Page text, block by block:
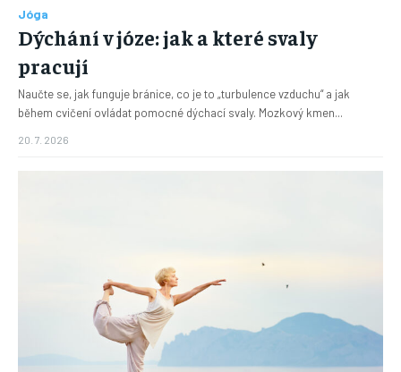
Jóga
Dýchání v józe: jak a které svaly
pracují
Naučte se, jak funguje bránice, co je to „turbulence vzduchu“ a jak
během cvičení ovládat pomocné dýchací svaly. Mozkový kmen...
20. 7. 2026